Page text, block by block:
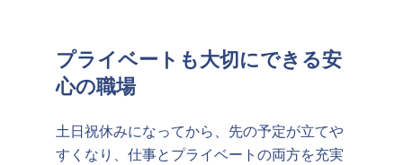
プライベートも大切にできる安
心の職場
土日祝休みになってから、先の予定が立てや
すくなり、仕事とプライベートの両方を充実